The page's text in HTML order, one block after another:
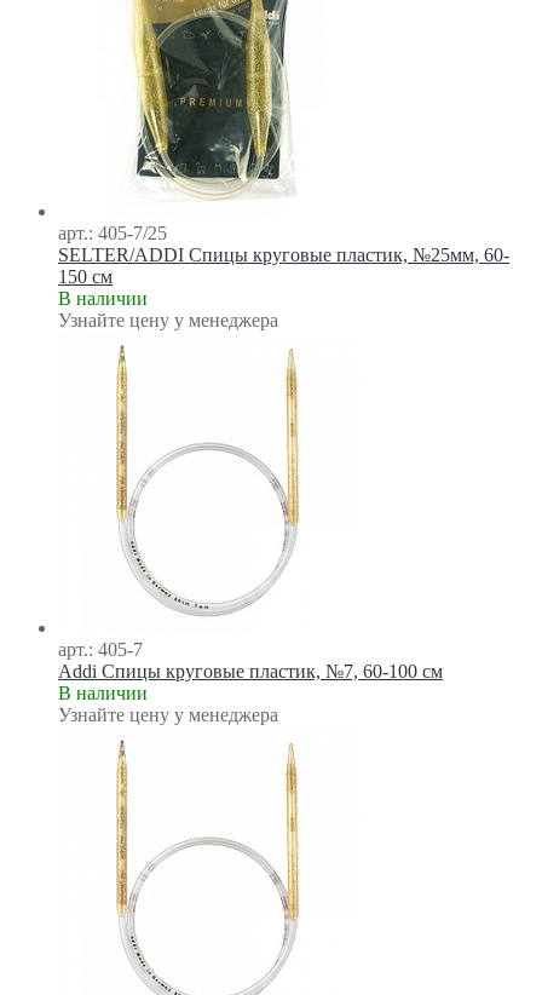
арт.: 405-7/25
SELTER/ADDI Спицы круговые пластик, №25мм, 60-
150 см
В наличии
Узнайте цену у менеджера
арт.: 405-7
Addi Спицы круговые пластик, №7, 60-100 см
В наличии
Узнайте цену у менеджера